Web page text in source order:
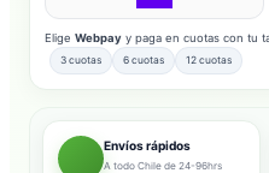
Elige Webpay y paga en cuotas con tu
3 cuotas 6 cuotas 12 cuotas
Envíos rápidos
A todo Chile de 24-96hrs